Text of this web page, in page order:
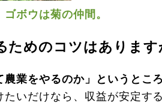
ボウは菊の仲間。
ためのコツはあります
農業をやるのか」というとこ
いだけなら、収益が安定す